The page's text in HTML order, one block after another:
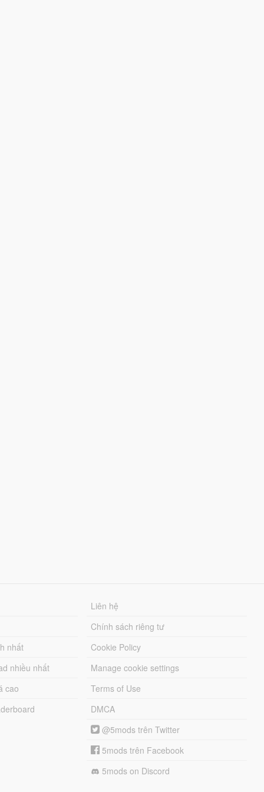
nhất
nhiều nhất
cao
Liên hệ
Chính sách riêng tư
Cookie Policy
Manage cookie settings
Terms of Use
DMCA
@5mods trên Twitter
5mods trên Facebook
5mods on Discord